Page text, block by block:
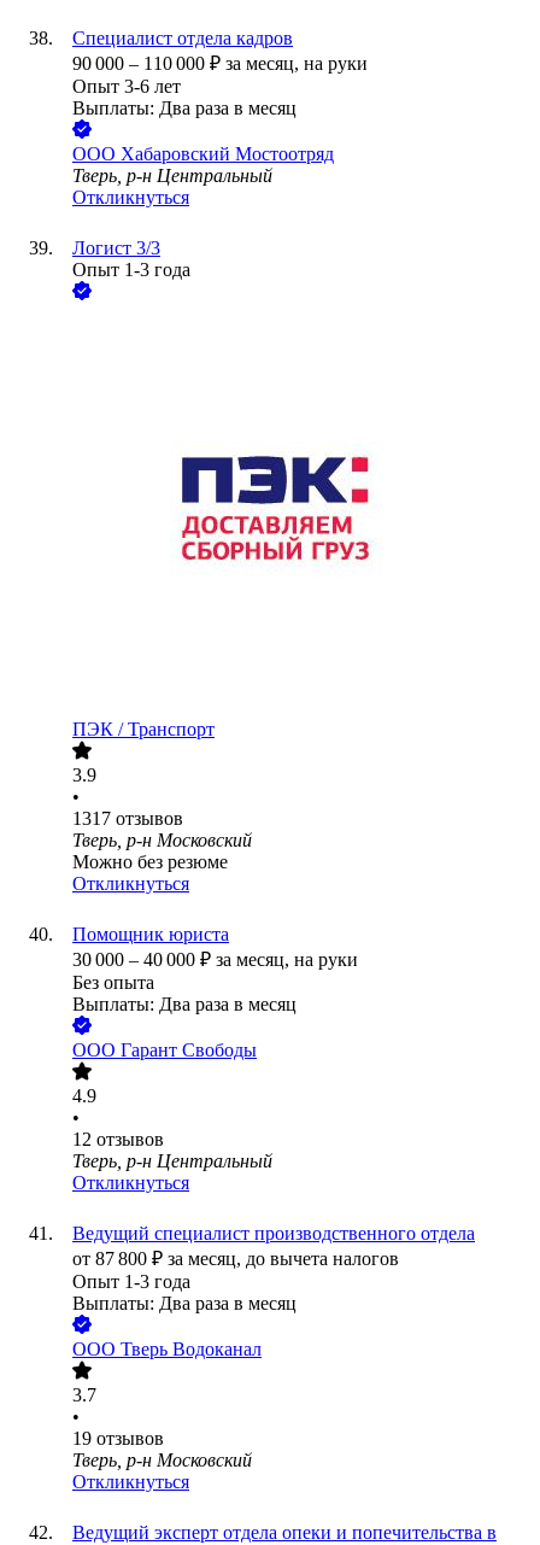
Специалист отдела кадров
90 000 – 110 000 ₽ за месяц, на руки
Опыт 3-6 лет
Выплаты: Два раза в месяц
ООО Хабаровский Мостоотряд
Тверь, р-н Центральный
Откликнуться
Логист 3/3
Опыт 1-3 года
ПЭК / Транспорт
3.9
•
1317 отзывов
Тверь, р-н Московский
Можно без резюме
Откликнуться
Помощник юриста
30 000 – 40 000 ₽ за месяц, на руки
Без опыта
Выплаты: Два раза в месяц
ООО Гарант Свободы
4.9
•
12 отзывов
Тверь, р-н Центральный
Откликнуться
Ведущий специалист производственного отдела
от 87 800 ₽ за месяц, до вычета налогов
Опыт 1-3 года
Выплаты: Два раза в месяц
ООО Тверь Водоканал
3.7
•
19 отзывов
Тверь, р-н Московский
Откликнуться
Ведущий эксперт отдела опеки и попечительства в